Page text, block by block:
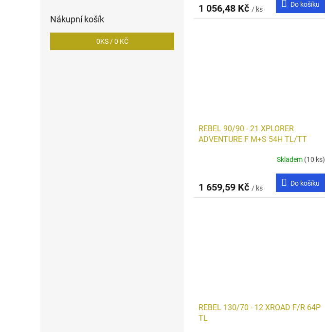
Nákupní košík
0KS /0 KČ
1 056,48 Kč / ks
Do košíku
REBEL 90/90 - 21 XPLORER
ADVENTURE F M+S 54H TL/TT
Skladem (10 ks)
1 659,59 Kč / ks
Do košíku
REBEL 130/70 - 12 XROAD F/R 64P
TL